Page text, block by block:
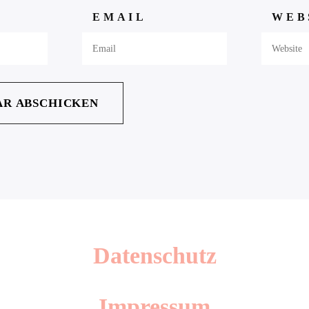
EMAIL
Datenschutz